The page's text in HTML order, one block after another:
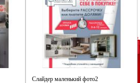
Слайдер маленький фото2